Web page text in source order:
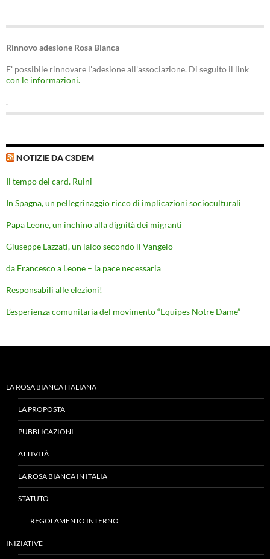
Rinnovo adesione Rosa Bianca
E' possibile rinnovare l'adesione all'associazione. Di seguito il link
con le informazioni.
.
NOTIZIE DA C3DEM
Il tempo del card. Ruini
In Spagna, un pellegrinaggio ricco di implicazioni socioculturali
Papa Leone, un inchino alla dignità dei migranti
Giuseppe Lazzati, un laico secondo il Vangelo
da Francesco a Leone – la pace necessaria
Responsabili alle elezioni!
L’esperienza comunitaria del movimento “Equipes Notre Dame”
LA ROSA BIANCA ITALIANA
LA PROPOSTA
PUBBLICAZIONI
ATTIVITÀ
LA ROSA BIANCA IN ITALIA
STATUTO
REGOLAMENTO INTERNO
INIZIATIVE